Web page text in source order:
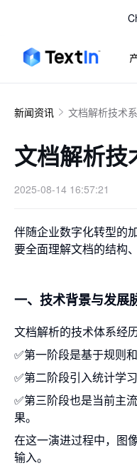
新闻资讯 文档解析技术
文档解析技
2025-08-14 16:57:21
伴随企业数字化转型的
要全面理解文档的结构
一、技术背景与发展
文档解析的技术体系经
✅第一阶段是基于规则
✅第二阶段引入统计学
✅第三阶段也是当前主
果。
在这一演进过程中，图
输入。